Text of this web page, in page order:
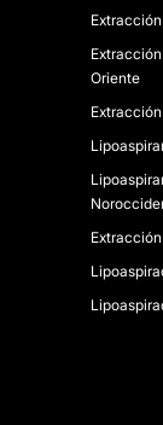
Oriente